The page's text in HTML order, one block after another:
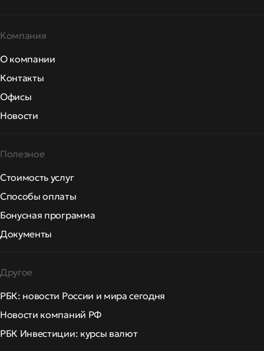
Компания
О компании
Контакты
Офисы
Новости
Полезное
Стоимость услуг
Способы оплаты
Бонусная программа
Документы
Другое
РБК: новости России и мира сегодня
Новости компаний РФ
РБК Инвестиции: курсы валют